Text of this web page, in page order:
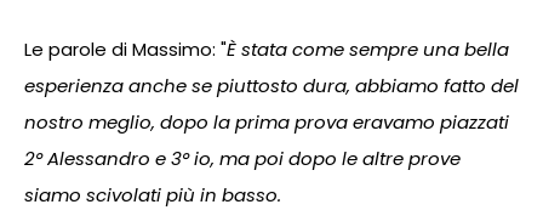
Le parole di Massimo: "È stata come sempre una bella
esperienza anche se piuttosto dura, abbiamo fatto del
nostro meglio, dopo la prima prova eravamo piazzati
2° Alessandro e 3° io, ma poi dopo le altre prove
siamo scivolati più in basso.